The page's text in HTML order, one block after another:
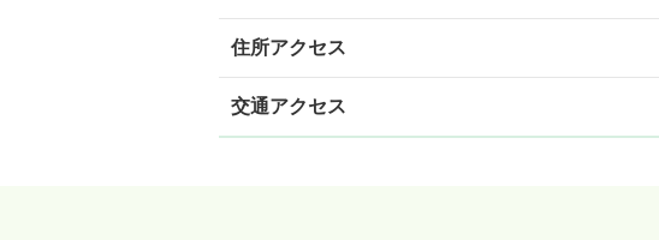
住所アクセス
交通アクセス